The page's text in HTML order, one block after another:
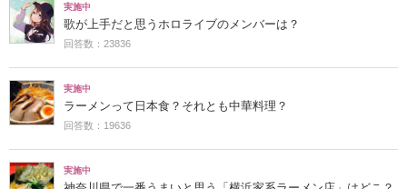
実施中
歌が上手だと思うホロライブのメンバーは？
回答数：23836
実施中
ラーメンって日本食？それとも中華料理？
回答数：19636
実施中